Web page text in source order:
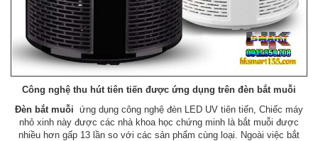
Công nghệ thu hút tiên tiến được ứng dụng trên đèn bắt muỗi
Đèn bắt muỗi ứng dụng công nghệ đèn LED UV tiên tiến, Chiếc máy
nhỏ xinh này được các nhà khoa học chứng minh là bắt muỗi được
nhiều hơn gấp 13 lần so với các sản phẩm cùng loại. Ngoài việc bắt